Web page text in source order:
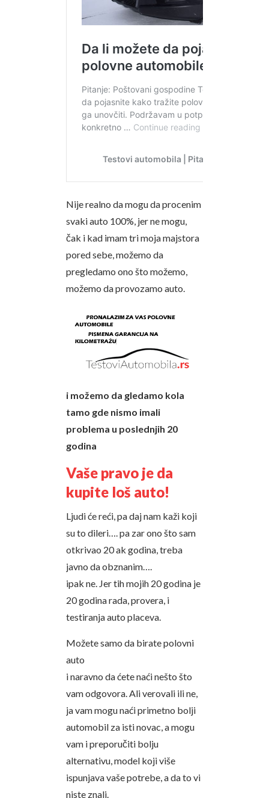
Nije realno da mogu da procenim
svaki auto 100%, jer ne mogu,
čak i kad imam tri moja majstora
pored sebe, možemo da
pregledamo ono što možemo,
možemo da provozamo auto.
i možemo da gledamo kola
tamo gde nismo imali
problema u poslednjih 20
godina
Vaše pravo je da
kupite loš auto!
Ljudi će reći, pa daj nam kaži koji
su to dileri…. pa zar ono što sam
otkrivao 20 ak godina, treba
javno da obznanim….
ipak ne. Jer tih mojih 20 godina je
20 godina rada, provera, i
testiranja auto placeva.
Možete samo da birate polovni
auto
i naravno da ćete naći nešto što
vam odgovora. Ali verovali ili ne,
ja vam mogu naći primetno bolji
automobil za isti novac, a mogu
vam i preporučiti bolju
alternativu, model koji više
ispunjava vaše potrebe, a da to vi
niste znali.